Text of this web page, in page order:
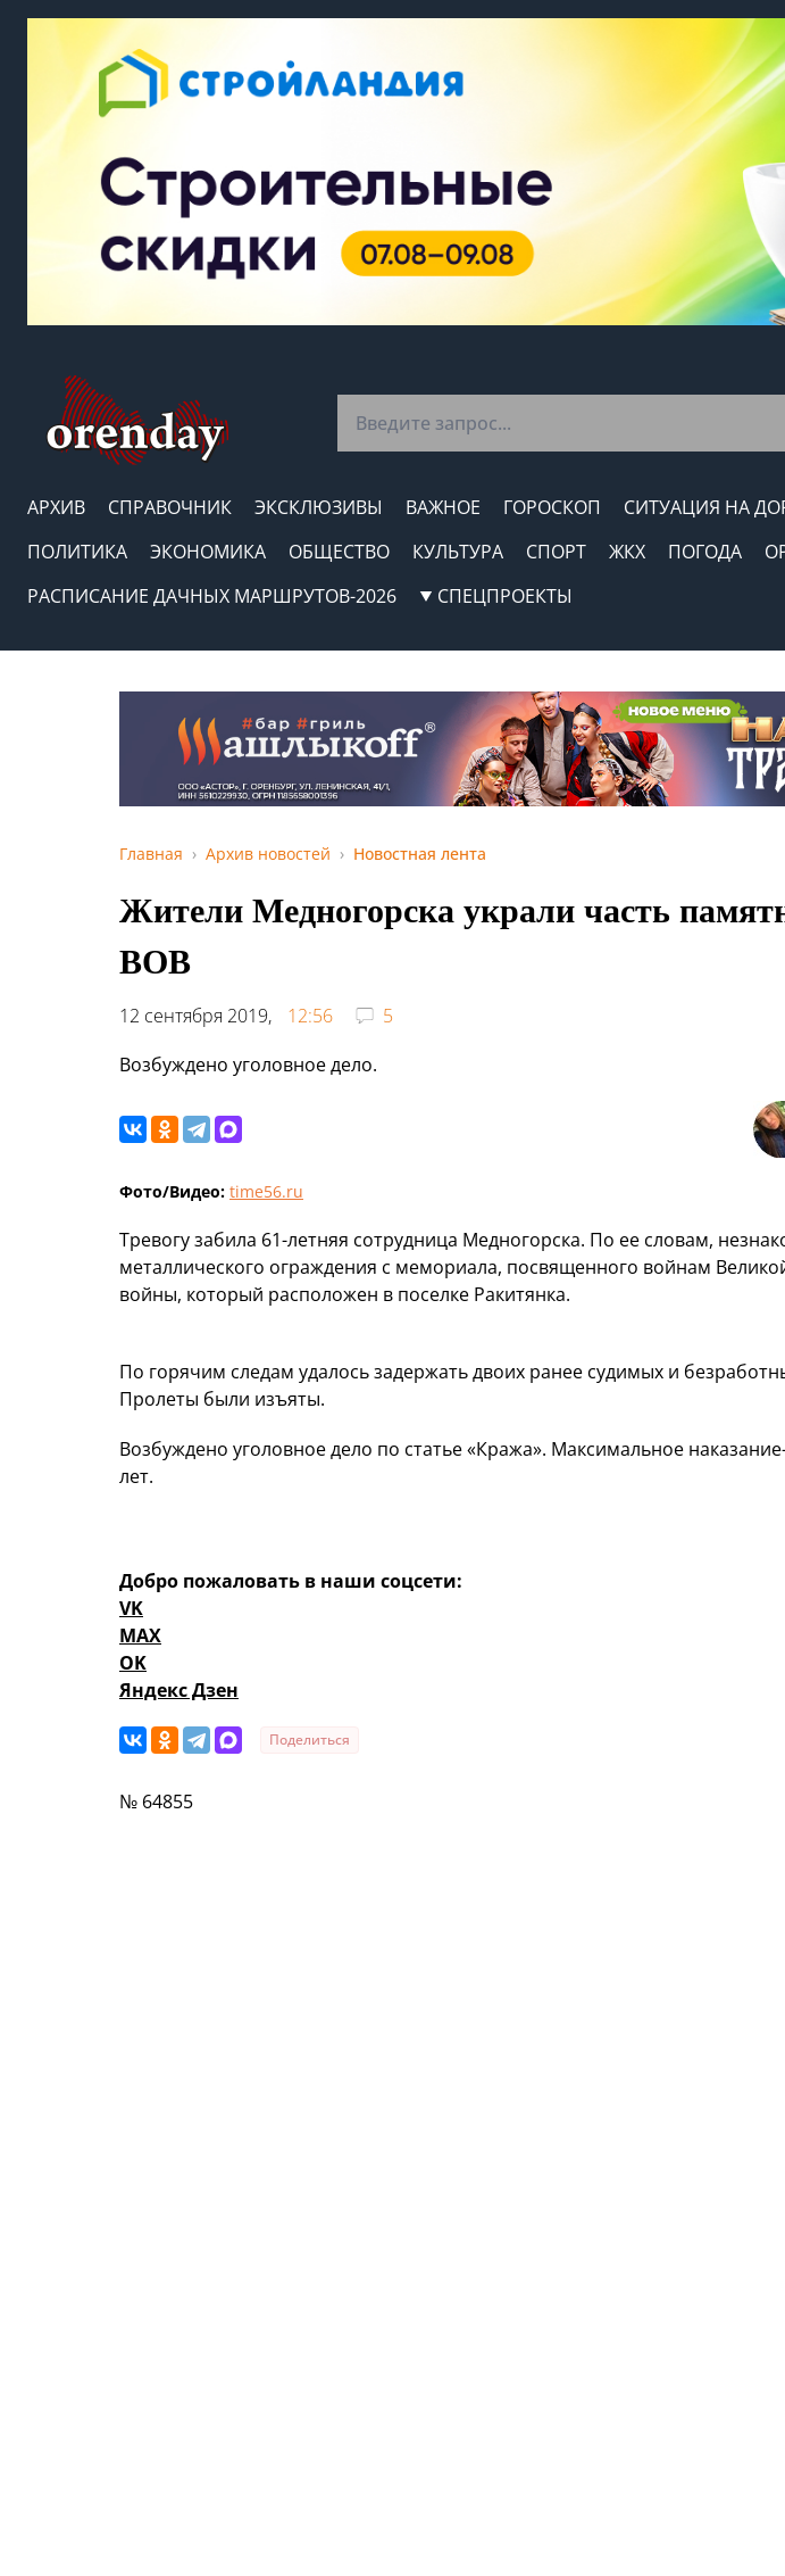
АРХИВ СПРАВОЧНИК ЭКСКЛЮЗИВЫ ВАЖНОЕ ГОРОСКОП СИТУАЦИЯ НА
ПОЛИТИКА
ЭКОНОМИКА ОБЩЕСТВО КУЛЬТУРА СПОРТ ЖКХ ПОГОДА
РАСПИСАНИЕ ДАЧНЫХ МАРШРУТОВ-2026
СПЕЦПРОЕКТЫ
Главная Архив новостей Новостная лента
Жители Медногорска украли часть
ВОВ
12 сентября 2019, 12:56
5
Возбуждено уголовное дело.
Фото/Видео: time56.ru
Тревогу забила 61-летняя сотрудница Медногорска. По ее словам,
металлического ограждения с мемориала, посвященного войнам
войны, который расположен в поселке Ракитянка.
По горячим следам удалось задержать двоих ранее судимых и
Пролеты были изъяты.
Возбуждено уголовное дело по статье «Кража». Максимальное
лет.
Добро пожаловать в наши соцсети:
VK
MAX
OK
Яндекс Дзен
Поделиться
№ 64855